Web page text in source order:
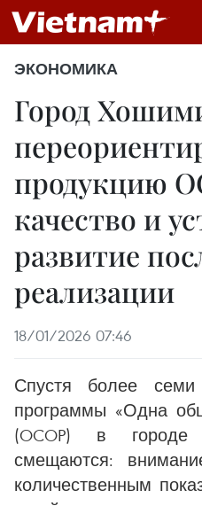
ЭКОНОМИКА
Город
продукцию
качество и
развитие
реализации
18/01/2026 07:46
Спустя более
программы «Одна
(OCOP) в
смещаются:
количественным